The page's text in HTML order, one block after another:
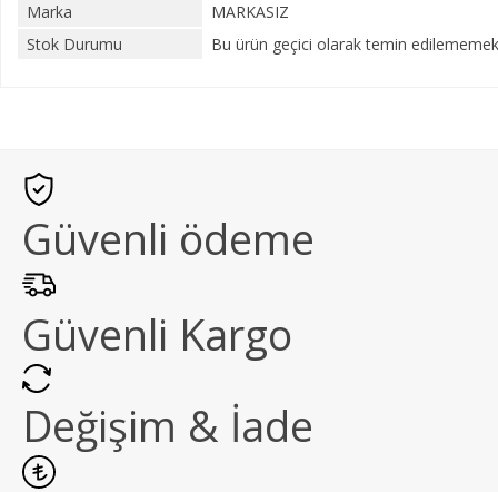
Marka
MARKASIZ
Stok Durumu
Bu ürün geçici olarak temin
Güvenli ödeme
Güvenli Kargo
Değişim & İade